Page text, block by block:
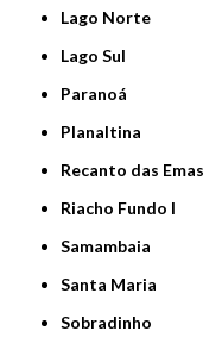
Lago Norte
Lago Sul
Paranoá
Planaltina
Recanto das Emas
Riacho Fundo I
Samambaia
Santa Maria
Sobradinho